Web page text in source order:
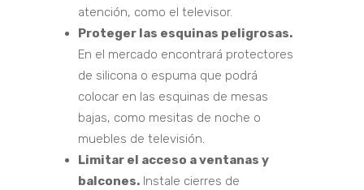
atención, como el televisor.
Proteger las esquinas peligrosas.
En el mercado encontrará protectores
de silicona o espuma que podrá
colocar en las esquinas de mesas
bajas, como mesitas de noche o
muebles de televisión.
Limitar el acceso a ventanas y
balcones.Instale cierres de